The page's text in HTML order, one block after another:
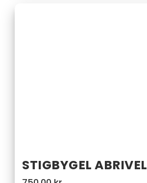
STIGBYGEL ABRIVEL